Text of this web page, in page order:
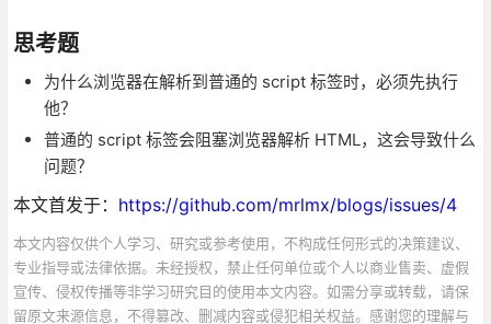
思考题
为什么浏览器在解析到普通的 script 标签时，必须先执行
他？
普通的 script 标签会阻塞浏览器解析 HTML，这会导致什么
问题？
本文首发于： https://github.com/mrlmx/blogs/issues/4
本文内容仅供个人学习、研究或参考使用，不构成任何形式的决策建议、
专业指导或法律依据。未经授权，禁止任何单位或个人以商业售卖、虚假
宣传、侵权传播等非学习研究目的使用本文内容。如需分享或转载，请保
留原文来源信息，不得篡改、删减内容或侵犯相关权益。感谢您的理解与